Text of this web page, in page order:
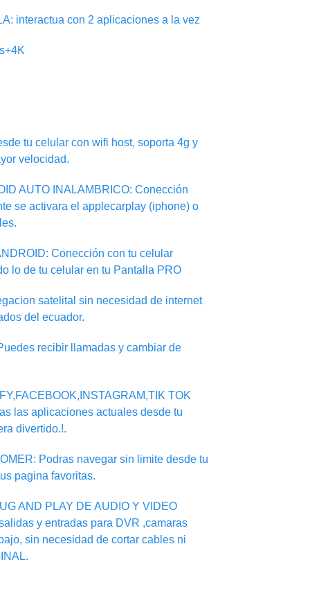
interactua con 2 aplicaciones a la vez
tu celular con wifi host, soporta 4g y
velocidad.
AUTO INALAMBRICO: Conección
se activara el applecarplay (iphone) o
Conección con tu celular
lo de tu celular en tu Pantalla PRO
satelital sin necesidad de internet
del ecuador.
recibir llamadas y cambiar de
TOK
las aplicaciones actuales desde tu
divertido.!.
Podras navegar sin limite desde tu
pagina favoritas.
AND PLAY DE AUDIO Y VIDEO
y entradas para DVR ,camaras
sin necesidad de cortar cables ni